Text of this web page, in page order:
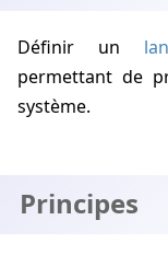
Définir un
permettant de
système.
Principes